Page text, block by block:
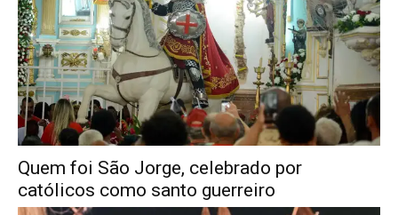
Quem foi São Jorge, celebrado por
católicos como santo guerreiro